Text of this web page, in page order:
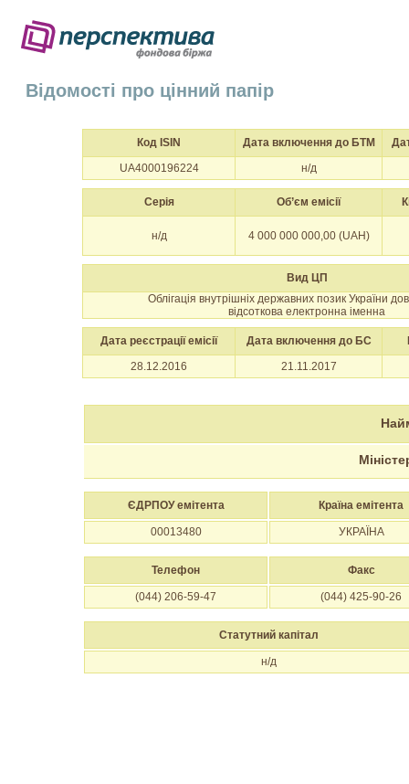
Відомості про цінний папір
Код ISIN Дата включення до БТМ
UA4000196224
н/д
Серія Об’єм емісії
н/д 4 000 000 000,00 (UAH)
Вид ЦП
Облігація внутрішніх державних позик України
відсоткова електронна іменна
Дата реєстрації емісії Дата включення до БС
28.12.2016
21.11.2017
ЄДРПОУ емітента Країна емітента
00013480 УКРАЇНА
Телефон Факс
(044) 206-59-47 (044) 425-90-26
Статутний капітал
н/д